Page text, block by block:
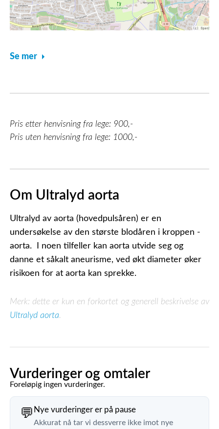
Se mer
Pris etter henvisning fra lege: 900,-
Pris uten henvisning fra lege: 1000,-
Om Ultralyd aorta
Ultralyd av aorta (hovedpulsåren) er en
undersøkelse av den største blodåren i kroppen -
aorta. I noen tilfeller kan aorta utvide seg og
danne et såkalt aneurisme, ved økt diameter øker
risikoen for at aorta kan sprekke.
Merk: dette er kun en forkortet og generell beskrivelse av
Ultralyd aorta.
Vurderinger og omtaler
Foreløpig ingen vurderinger.
💬 Nye vurderinger er på pause
Akkurat nå tar vi dessverre ikke imot nye